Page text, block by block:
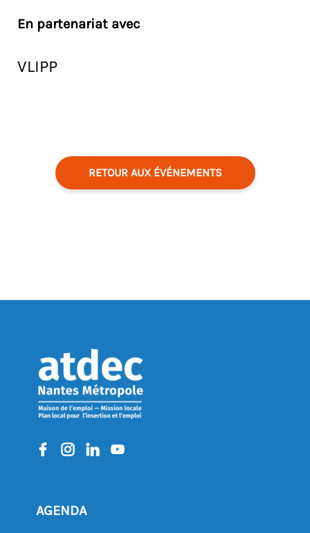
En partenariat avec
VLIPP
RETOUR AUX ÉVÉNEMENTS
AGENDA